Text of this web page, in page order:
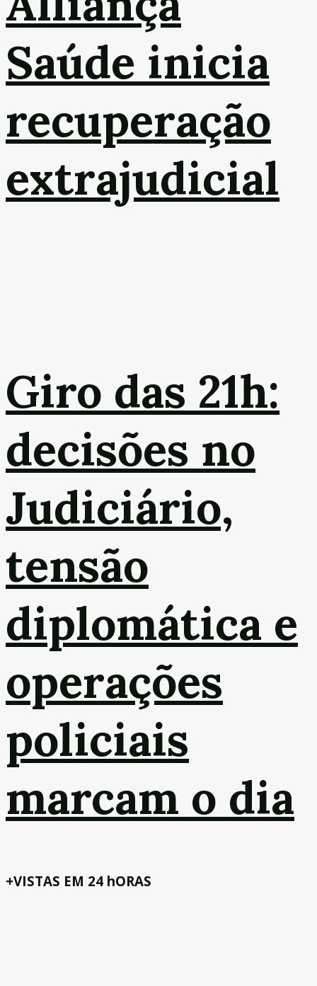
Saúde inicia
recuperação
extrajudicial
Giro das 21h:
decisões no
Judiciário,
tensão
diplomática e
operações
policiais
marcam o dia
+VISTAS EM 24 hORAS